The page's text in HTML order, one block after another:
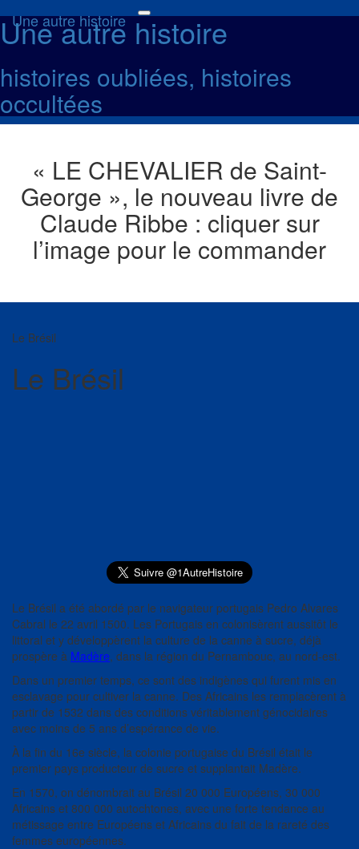
Toggle
navigation
Une autre histoire
Une autre histoire
histoires oubliées, histoires
occultées
« LE CHEVALIER de Saint-
George », le nouveau livre de
Claude Ribbe : cliquer sur
l’image pour le commander
Le Brésil
Le Brésil
Le Brésil a été abordé par le navigateur portugais Pedro Alvares
Cabral le 22 avril 1500. Les Portugais en colonisèrent aussitôt le
littoral et y développèrent la culture de la canne à sucre, déjà
prospère à Madère, dans la région du Pernambouc, au nord-est.
Dans un premier temps, ce sont des indigènes qui furent mis en
esclavage pour cultiver la canne. Des Africains les remplacèrent à
partir de 1532 dans des conditions véritablement génocidaires
avec moins de 5 ans d’espérance de vie.
À la fin du 16e siècle, la colonie portugaise du Brésil était le
premier pays producteur de sucre et supplantait Madère.
En 1570, on dénombrait au Brésil 20 000 Européens, 30 000
Africains et 800 000 autochtones, avec une forte tendance au
métissage entre Européens et Africains du fait de la rareté des
femmes européennes.